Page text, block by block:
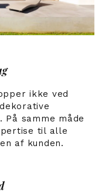
ikke ved
samme måde
til alle
af kunden.